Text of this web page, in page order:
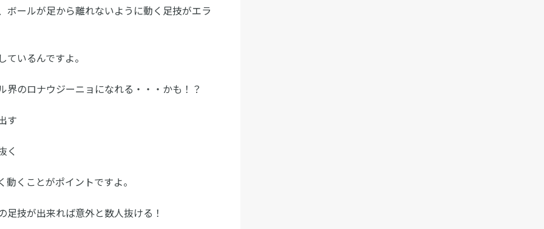
ボールが足から離れないように動く足技がエラ
いるんですよ。
のロナウジーニョになれる・・・かも！？
す
く
くことがポイントですよ。
技が出来れば意外と数人抜ける！